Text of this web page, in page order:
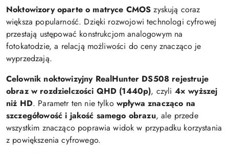
Noktowizory oparte o matryce CMOS zyskują coraz
większa popularność. Dzięki rozwojowi technologi cyfrowej
przestają ustępować konstrukcjom analogowym na
fotokatodzie, a relacją możliwości do ceny znacząco je
wyprzedzają.
Celownik noktowizyjny RealHunter DS508 rejestruje
obraz w rozdzielczości QHD (1440p), czyli 4× wyższej
niż HD. Parametr ten nie tylko wpływa znacząco na
szczegółowość i jakość samego obrazu, ale przede
wszystkim znacząco poprawia widok w przypadku korzystania
z powiększenia cyfrowego.